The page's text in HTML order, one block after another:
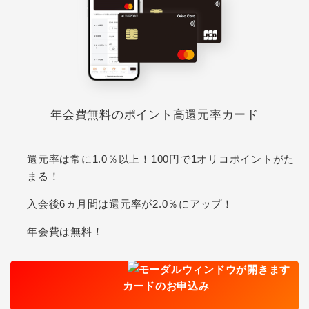
年会費無料のポイント高還元率カード
還元率は常に1.0％以上！100円で1オリコポイントがた
まる！
入会後6ヵ月間は還元率が2.0％にアップ！
年会費は無料！
カードのお申込み